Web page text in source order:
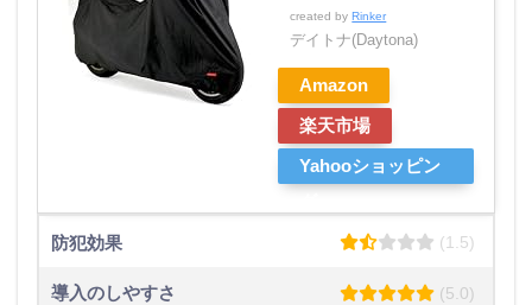
created byRinker
デイトナ(Daytona)
Amazon
楽天市場
Yahooショッピン
防犯効果 (1.5)
導入のしやすさ (5.0)